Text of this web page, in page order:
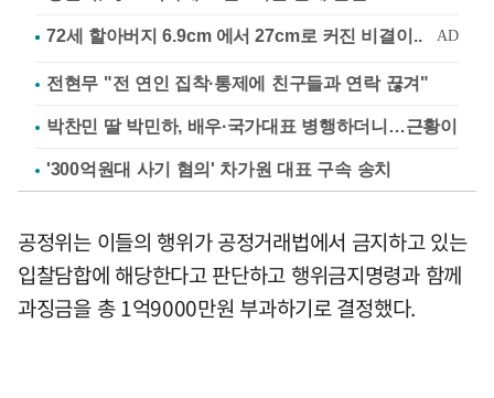
전현무 "전 연인 집착·통제에 친구들과 연락 끊겨"
박찬민 딸 박민하, 배우·국가대표 병행하더니…근황이
'300억원대 사기 혐의' 차가원 대표 구속 송치
공정위는 이들의 행위가 공정거래법에서 금지하고 있는
입찰담합에 해당한다고 판단하고 행위금지명령과 함께
과징금을 총 1억9000만원 부과하기로 결정했다.